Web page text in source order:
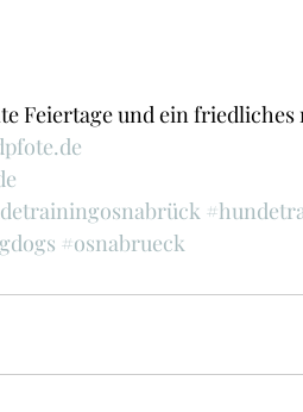
Feiertage und ein friedliches
#osnabrueck